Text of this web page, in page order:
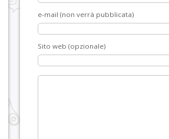
e-mail (non verrà pubblicata)
Sito web (opzionale)